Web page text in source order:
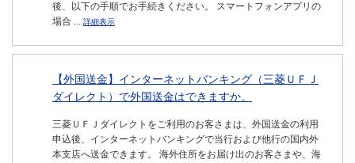
後、以下の手順でお手続きください。 スマートフォンアプリの
場合 ... 詳細表示
【外国送金】インターネットバンキング（三菱ＵＦＪ
ダイレクト）で外国送金はできますか。
三菱ＵＦＪダイレクトをご利用のお客さまは、外国送金の利用
申込後、インターネットバンキングで当行および他行の国内外
本支店へ送金できます。 海外住所をお届け出のお客さまや、海